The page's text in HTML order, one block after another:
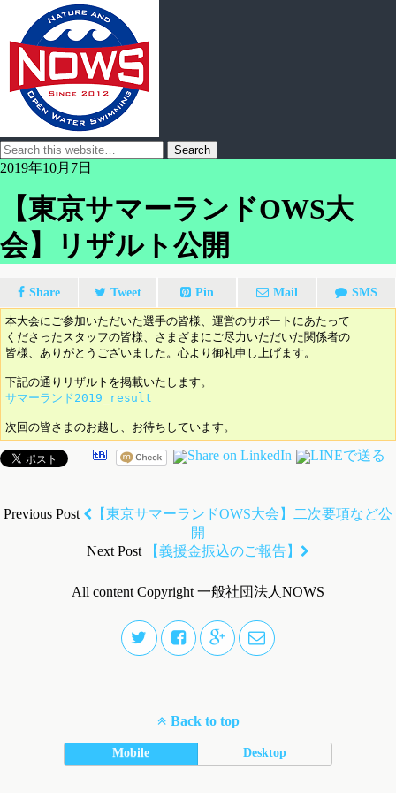
2019年10月7日
【東京サマーランドOWS大
会】リザルト公開
Share Tweet Pin Mail SMS
本大会にご参加いただいた選手の皆様、運営のサポートにあたって
くださったスタッフの皆様、さまざまにご尽力いただいた関係者の
皆様、ありがとうございました。心より御礼申し上げます。
サマーランド2019_result
次回の皆さまのお越し、お待ちしています。
Previous Post
【東京サマーランドOWS大会】二次要項など公
開
Next Post
【義援金振込のご報告】
All content Copyright 一般社団法人NOWS
Back to top
Mobile Desktop